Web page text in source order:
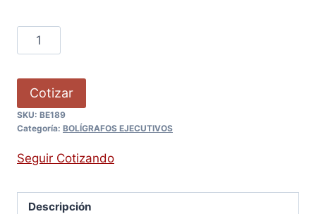
Cotizar
SKU: BE189
Categoría: BOLÍGRAFOS EJECUTIVOS
Seguir Cotizando
Descripción